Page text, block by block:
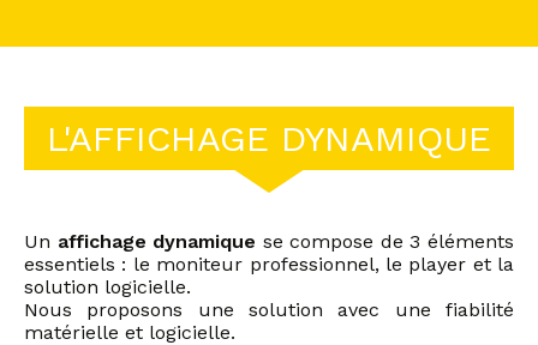
L'AFFICHAGE DYNAMIQUE
Un affichage dynamique se compose de 3 éléments
essentiels : le moniteur professionnel, le player et la
solution logicielle.
Nous proposons une solution avec une fiabilité
matérielle et logicielle.